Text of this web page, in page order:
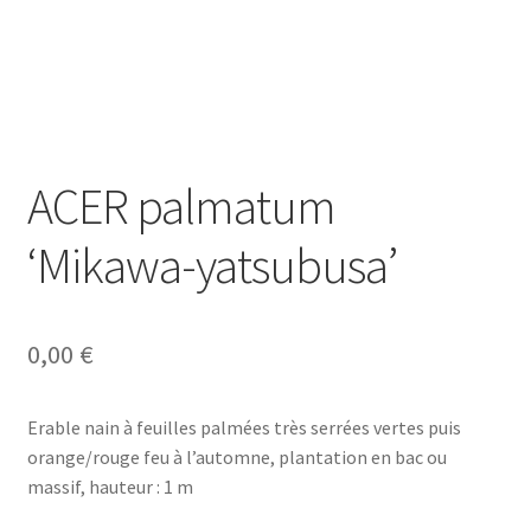
ACER palmatum
‘Mikawa-yatsubusa’
0,00 €
Erable nain à feuilles palmées très serrées vertes puis
orange/rouge feu à l’automne, plantation en bac ou
massif, hauteur : 1 m